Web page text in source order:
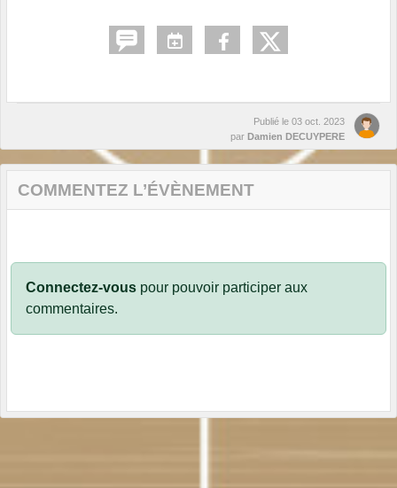
Publié le 03 oct. 2023
par Damien DECUYPERE
COMMENTEZ L’ÉVÈNEMENT
Connectez-vous pour pouvoir participer aux
commentaires.